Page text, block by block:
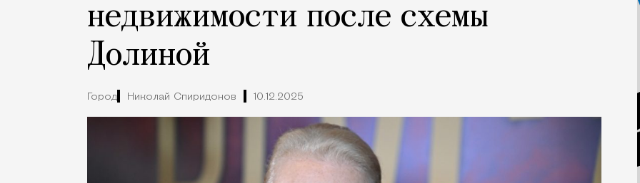
недвижимости после схемы
Долиной
Город Николай Спиридонов 10.12.2025